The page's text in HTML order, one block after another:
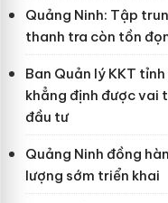
Quảng Ninh: Tập
thanh tra còn tồn
Ban Quản lý KKT
khẳng định được vai
đầu tư
Quảng Ninh đồng
lượng sớm triển khai